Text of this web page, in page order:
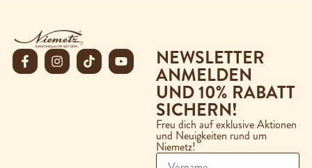
NEWSLETTER
ANMELDEN
UND 10% RABATT
SICHERN!
Freu dich auf exklusive Aktionen
und Neuigkeiten rund um
Niemetz!